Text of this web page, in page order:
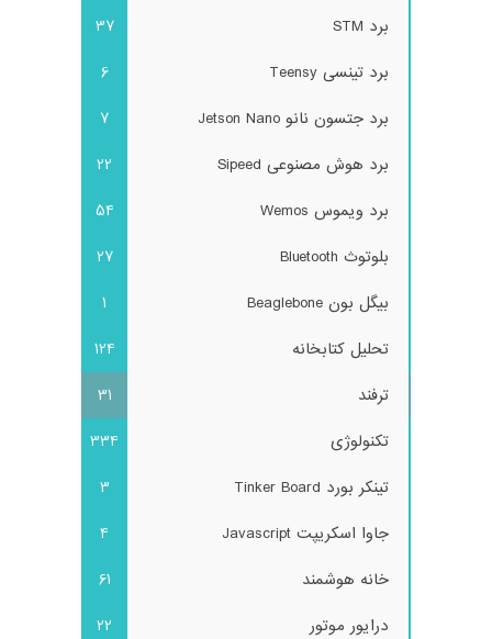
برد STM
37
برد تینسی Teensy
6
برد جتسون نانو Jetson Nano
7
برد هوش مصنوعی Sipeed
22
برد ویموس Wemos
54
بلوتوث Bluetooth
27
بیگل بون Beaglebone
1
تحلیل کتابخانه
124
ترفند
31
تکنولوژی
334
تینکر بورد Tinker Board
3
جاوا اسکریپت Javascript
4
خانه هوشمند
61
درایور موتور
22